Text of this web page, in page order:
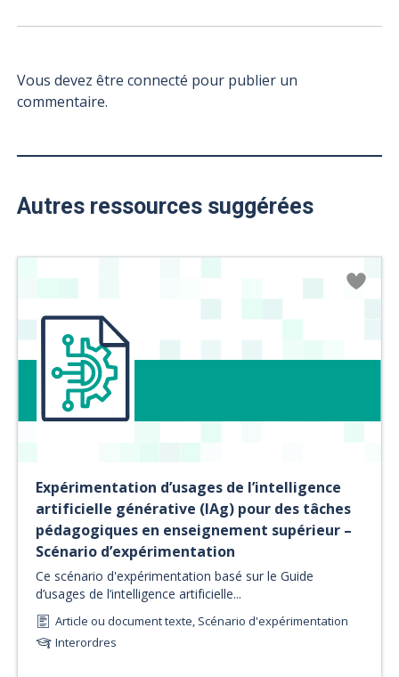
Vous devez être connecté pour publier un
commentaire.
Autres ressources suggérées
Expérimentation d’usages de l’intelligence
artificielle générative (IAg) pour des tâches
pédagogiques en enseignement supérieur –
Scénario d’expérimentation
Ce scénario d'expérimentation basé sur le Guide
d’usages de l’intelligence artificielle...
Article ou document texte, Scénario d'expérimentation
Interordres